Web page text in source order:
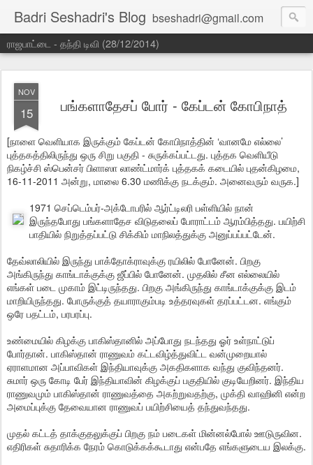
Badri Seshadri's Blog bseshadri@gmail.com
ராஜபாட்டை - தந்தி டிவி (28/12/2014)
NOV
15 பங்களாதேசப் போர் - கேப்டன் கோபிநாத்
[நாளை வெளியாக இருக்கும் கேப்டன் கோபிநாத்தின் ‘வானமே எல்லை’
புத்தகத்திலிருந்து ஒரு சிறு பகுதி - சுருக்கப்பட்டது. புத்தக வெளியீடு
நிகழ்ச்சி ஸ்பென்சர் பிளாஸா லாண்ட்மார்க் புத்தகக் கடையில் புதன்கிழமை,
16-11-2011 அன்று, மாலை 6.30 மணிக்கு நடக்கும். அனைவரும் வருக.]
1971 செப்டெம்பர்-அக்டோபரில் ஆர்ட்டிலரி பள்ளியில் நான்
இருந்தபோது பங்களாதேச விடுதலைப் போராட்டம் ஆரம்பித்தது. பயிற்சி
பாதியில் நிறுத்தப்பட்டு சிக்கிம் மாநிலத்துக்கு அனுப்பப்பட்டேன்.
தேவ்லாலியில் இருந்து பாக்தோக்ராவுக்கு ரயிலில் போனேன். பிறகு
அங்கிருந்து காங்டாக்குக்கு ஜீப்பில் போனேன். முதலில் சீன எல்லையில்
எங்கள் படை முகாம் இட்டிருந்தது. பிறகு அங்கிருந்து காங்டாக்குக்கு இடம்
மாறியிருந்தது. போருக்குத் தயாராகும்படி உத்தரவுகள் தரப்பட்டன. எங்கும்
ஒரே பதட்டம், பரபரப்பு.
உண்மையில் கிழக்கு பாகிஸ்தானில் அப்போது நடந்தது ஓர் உள்நாட்டுப்
போர்தான். பாகிஸ்தான் ராணுவம் கட்டவிழ்த்துவிட்ட வன்முறையால்
ஏராளமான அப்பாவிகள் இந்தியாவுக்கு அகதிகளாக வந்து குவிந்தனர்.
சுமார் ஒரு கோடி பேர் இந்தியாவின் கிழக்குப் பகுதியில் குடியேறினர். இந்திய
ராணுவமும் பாகிஸ்தான் ராணுவத்தை அகற்றுவதற்கு, முக்தி வாஹினி என்ற
அமைப்புக்கு தேவையான ராணுவப் பயிற்சியைத் தந்துவந்தது.
முதல் கட்டத் தாக்குதலுக்குப் பிறகு நம் படைகள் மின்னல்போல் ஊடுருவின.
எதிரிகள் சுதாரிக்க நேரம் கொடுக்கக்கூடாது என்பதே எங்களுடைய இலக்கு.